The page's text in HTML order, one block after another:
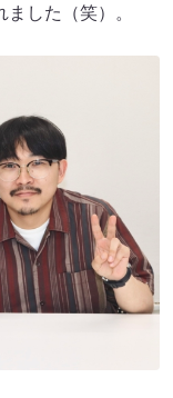
した（笑）。